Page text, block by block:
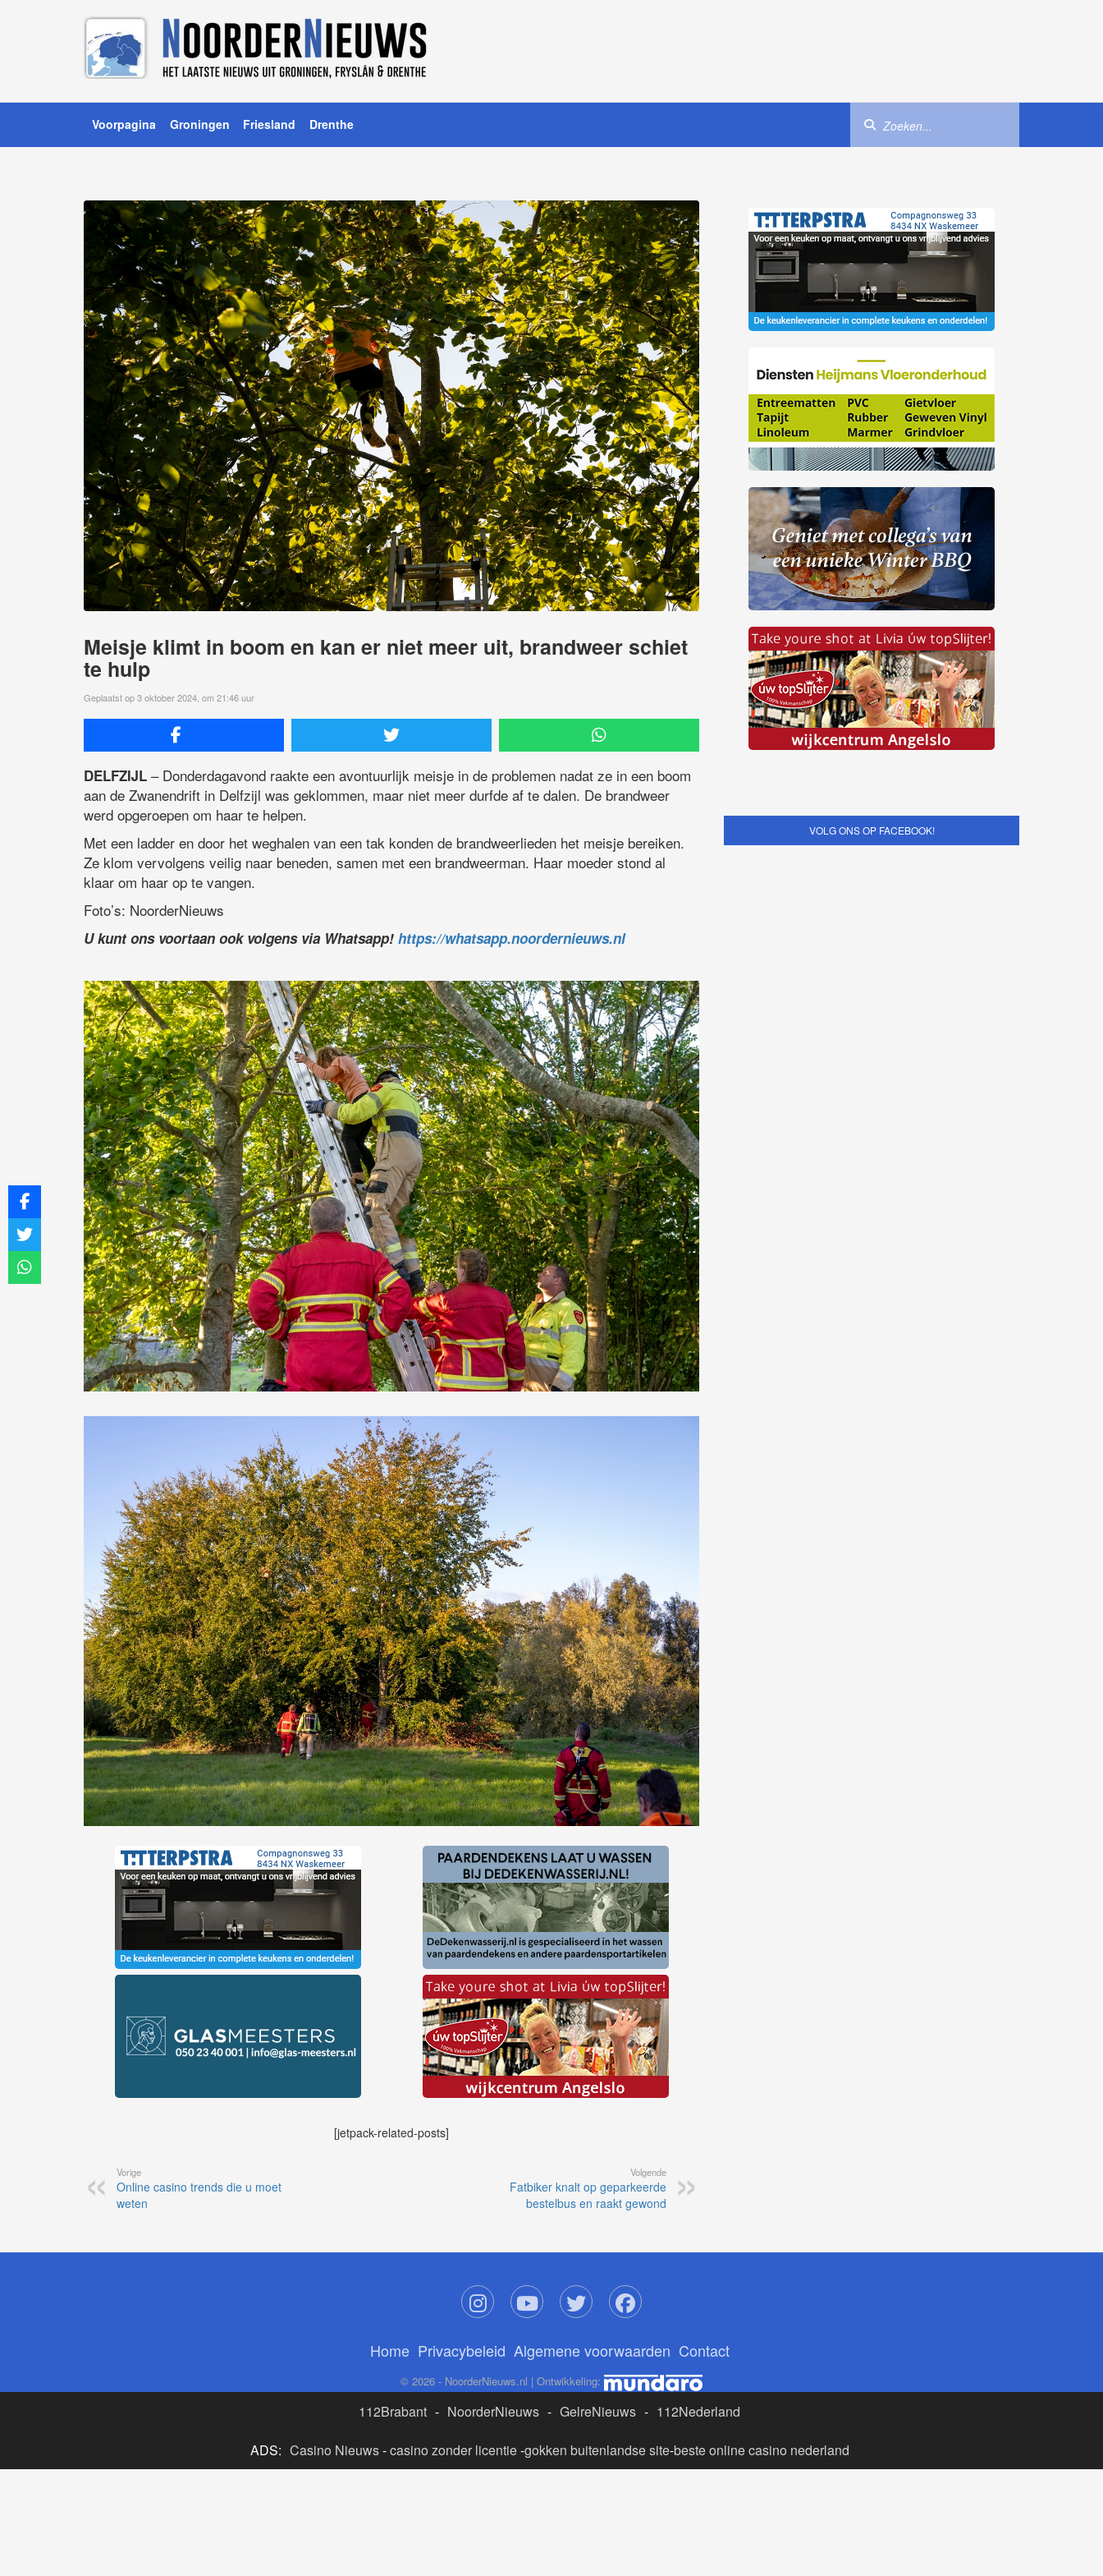
Voorpagina Groningen Friesland Drenthe
Meisje klimt in boom en kan er niet meer uit, brandweer schiet
te hulp
Geplaatst op 3 oktober 2024, om 21:46 uur
DELFZIJL – Donderdagavond raakte een avontuurlijk meisje in de problemen nadat ze in een boom
aan de Zwanendrift in Delfzijl was geklommen, maar niet meer durfde af te dalen. De brandweer
werd opgeroepen om haar te helpen.
Met een ladder en door het weghalen van een tak konden de brandweerlieden het meisje bereiken.
Ze klom vervolgens veilig naar beneden, samen met een brandweerman. Haar moeder stond al
klaar om haar op te vangen.
Foto’s: NoorderNieuws
U kunt ons voortaan ook volgens via Whatsapp! https://whatsapp.noordernieuws.nl
[jetpack-related-posts]
Vorige
Online casino trends die u moet
weten
Volgende
Fatbiker knalt op geparkeerde
bestelbus en raakt gewond
VOLG ONS OP FACEBOOK!
Home Privacybeleid Algemene voorwaarden Contact
© 2026 - NoorderNieuws.nl | Ontwikkeling:
112Brabant - NoorderNieuws - GelreNieuws - 112Nederland
ADS: Casino Nieuws-casino zonder licentie-gokken buitenlandse site-beste online casino nederland